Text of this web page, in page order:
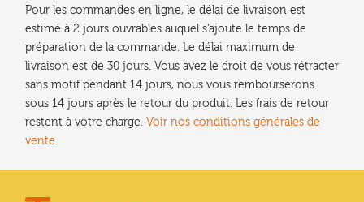
Pour les commandes en ligne, le délai de livraison est
estimé à 2 jours ouvrables auquel s'ajoute le temps de
préparation de la commande. Le délai maximum de
livraison est de 30 jours. Vous avez le droit de vous rétracter
sans motif pendant 14 jours, nous vous rembourserons
sous 14 jours après le retour du produit. Les frais de retour
restent à votre charge. Voir nos conditions générales de
vente.